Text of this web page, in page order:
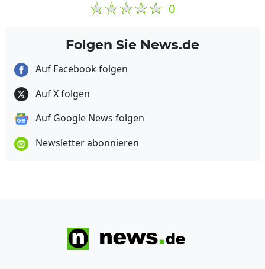
0
Folgen Sie News.de
Auf Facebook folgen
Auf X folgen
Auf Google News folgen
Newsletter abonnieren